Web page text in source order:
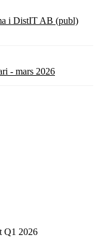
i DistIT AB (publ)
- mars 2026
Q1 2026